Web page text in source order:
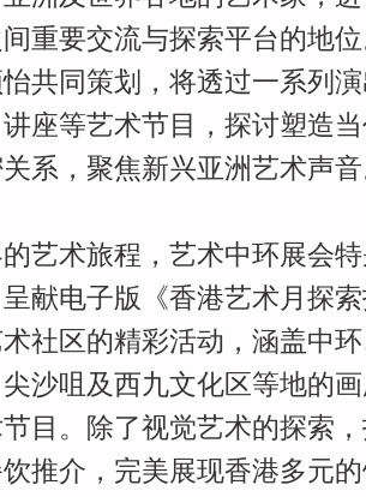
重要交流与探索平台的地
共同策划，将透过一系列
座等艺术节目，探讨塑造
系，聚焦新兴亚洲艺术声
艺术旅程，艺术中环展会
献电子版《香港艺术月探
社区的精彩活动，涵盖中
沙咀及西九文化区等地的
目。除了视觉艺术的探索
推介，完美展现香港多元